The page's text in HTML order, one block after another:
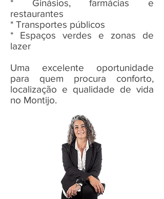
* Ginásios, farmácias e
restaurantes
* Transportes públicos
* Espaços verdes e zonas de
lazer
Uma excelente oportunidade
para quem procura conforto,
localização e qualidade de vida
no Montijo.